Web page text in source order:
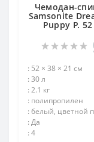
Чемодан-
Samsonite
Puppy P.
: 52 × 38 × 21 см
: 30 л
: 2.1 кг
: полипропилен
: белый, цветной
: Да
: 4